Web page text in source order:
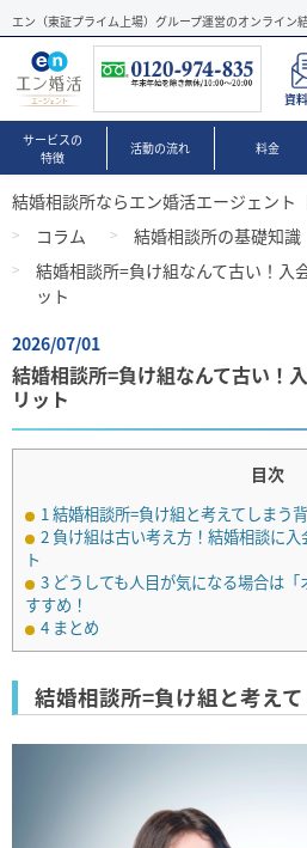
エン（東証プライム上場）グループ運営のオンライン
資
サービスの
特徴
活動の流れ 料金
結婚相談所ならエン婚活エージェント
コラム
結婚相談所の基礎知識
結婚相談所=負け組なんて古い！入
ット
2026/07/01
結婚相談所=負け組なんて古い！
リット
目次
1結婚相談所=負け組と考えてしまう
2 負け組は古い考え方！結婚相談に
ト
3 どうしても人目が気になる場合は
すすめ！
4 まとめ
結婚相談所=負け組と考え